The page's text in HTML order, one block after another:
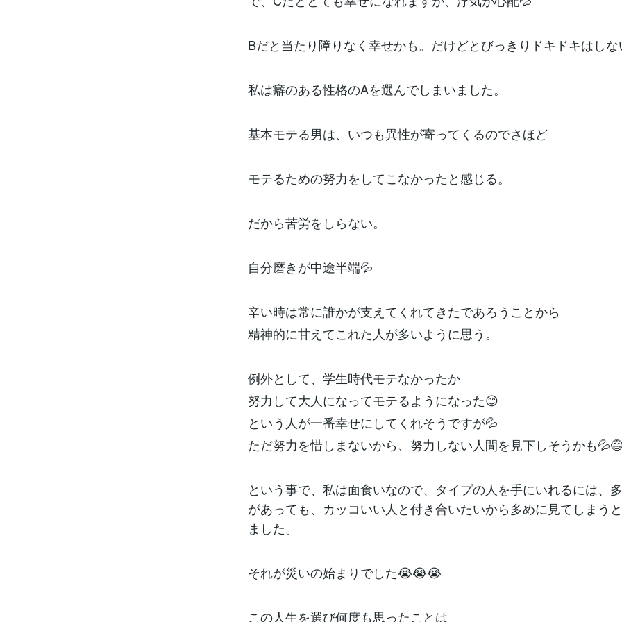
Bだと当たり障りなく幸せかも。だけどとびっきりドキドキはし
私は癖のある性格のAを選んでしまいました。
基本モテる男は、いつも異性が寄ってくるのでさほど
モテるための努力をしてこなかったと感じる。
だから苦労をしらない。
自分磨きが中途半端💦
辛い時は常に誰かが支えてくれてきたであろうことから
精神的に甘えてこれた人が多いように思う。
例外として、学生時代モテなかったか
努力して大人になってモテるようになった😊
という人が一番幸せにしてくれそうですが💦
ただ努力を惜しまないから、努力しない人間を見下しそうかも💦😅
という事で、私は面食いなので、タイプの人を手にいれるには、
があっても、カッコいい人と付き合いたいから多めに見てしまう
ました。
それが災いの始まりでした😭😭😭
この人生を選び何度も思ったことは